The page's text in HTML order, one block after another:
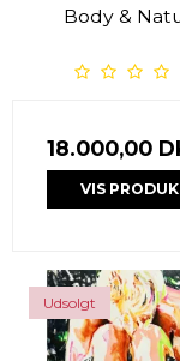
Body &
18.000,00
VIS
Udsolgt